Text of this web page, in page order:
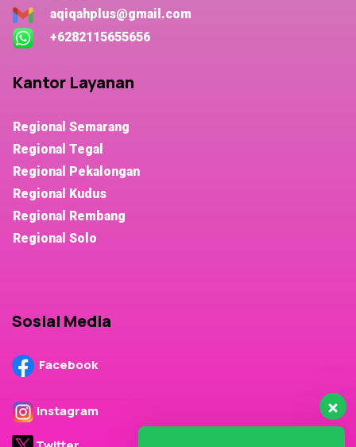
aqiqahplus@gmail.com
+6282115655656
Kantor Layanan
Regional Semarang
Regional Tegal
Regional Pekalongan
Regional Kudus
Regional Rembang
Regional Solo
Sosial Media
Facebook
Instagram